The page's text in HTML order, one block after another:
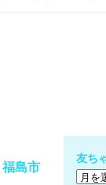
島市
友ち